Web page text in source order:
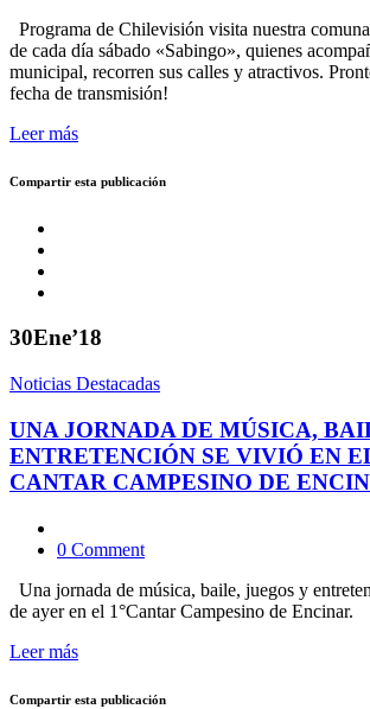
Programa de Chilevisión visita nuestra
de cada día sábado «Sabingo», quienes
municipal, recorren sus calles y atractivos.
fecha de transmisión!
Leer más
Compartir esta publicación
30Ene’18
Noticias Destacadas
UNA JORNADA DE MÚSICA,
ENTRETENCIÓN SE VIVIÓ EN
CANTAR CAMPESINO DE
0 Comment
Una jornada de música, baile, juegos y
de ayer en el 1°Cantar Campesino de Encinar.
Leer más
Compartir esta publicación